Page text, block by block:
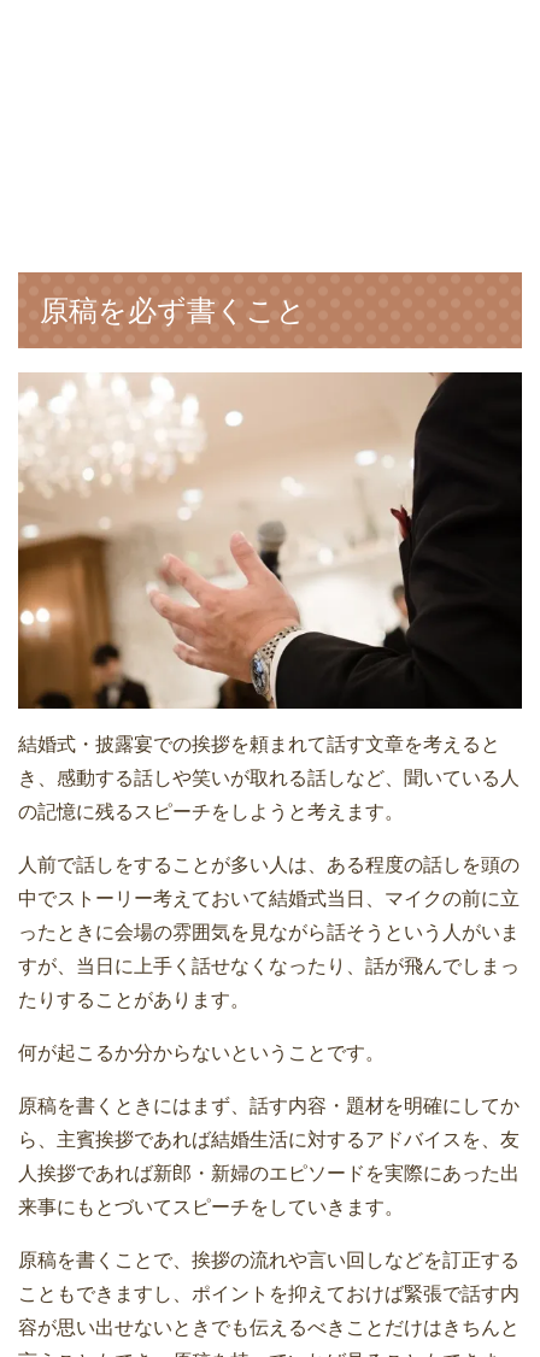
原稿を必ず書くこと
結婚式・披露宴での挨拶を頼まれて話す文章を考えると
き、感動する話しや笑いが取れる話しなど、聞いている人
の記憶に残るスピーチをしようと考えます。
人前で話しをすることが多い人は、ある程度の話しを頭の
中でストーリー考えておいて結婚式当日、マイクの前に立
ったときに会場の雰囲気を見ながら話そうという人がいま
すが、当日に上手く話せなくなったり、話が飛んでしまっ
たりすることがあります。
何が起こるか分からないということです。
原稿を書くときにはまず、話す内容・題材を明確にしてか
ら、主賓挨拶であれば結婚生活に対するアドバイスを、友
人挨拶であれば新郎・新婦のエピソードを実際にあった出
来事にもとづいてスピーチをしていきます。
原稿を書くことで、挨拶の流れや言い回しなどを訂正する
こともできますし、ポイントを抑えておけば緊張で話す内
容が思い出せないときでも伝えるべきことだけはきちんと